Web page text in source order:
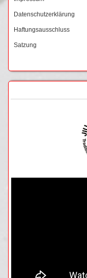
Datenschutzerklärung
Haftungsausschluss
Satzung